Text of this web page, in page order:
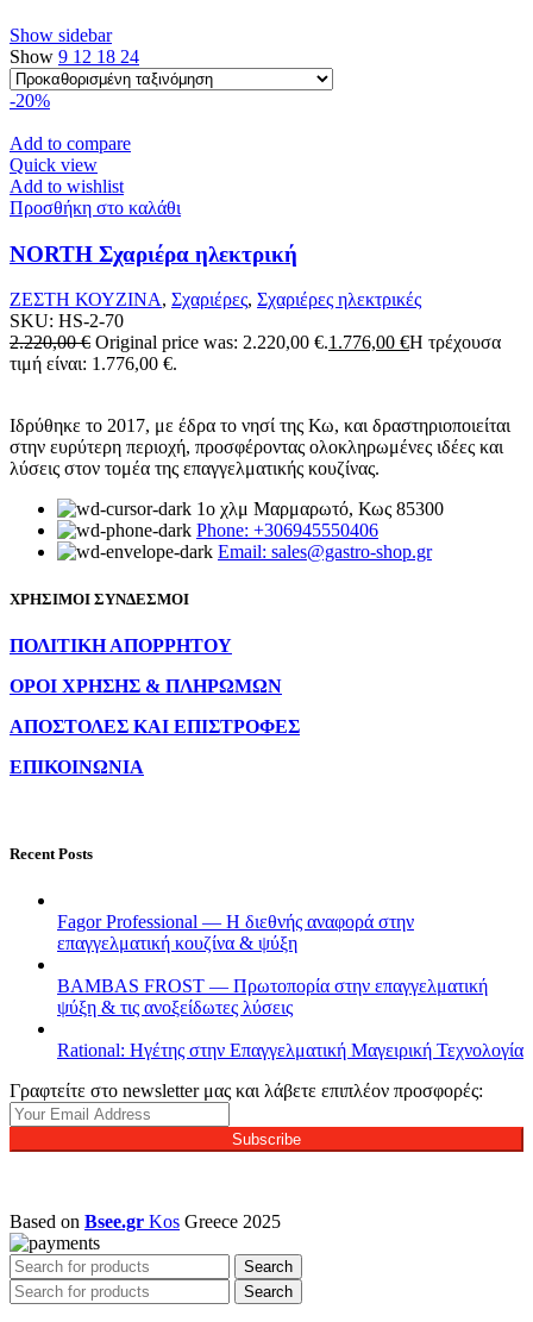
Show sidebar
Show 9 12 18 24
-20%
Add to compare
Quick view
Add to wishlist
Προσθήκη στο καλάθι
NORTH Σχαριέρα ηλεκτρική
ΖΕΣΤΗ ΚΟΥΖΙΝΑ, Σχαριέρες, Σχαριέρες ηλεκτρικές
SKU: HS-2-70
2.220,00€ Original price was: 2.220,00 €.1.776,00 €Η τρέχουσα
τιμή είναι: 1.776,00 €.
Ιδρύθηκε το 2017, με έδρα το νησί της Κω, και δραστηριοποιείται
στην ευρύτερη περιοχή, προσφέροντας ολοκληρωμένες ιδέες και
λύσεις στον τομέα της επαγγελματικής κουζίνας.
1ο χλμ Μαρμαρωτό, Κως 85300
Phone: +306945550406
Email: sales@gastro-shop.gr
ΧΡΗΣΙΜΟΙ ΣΥΝΔΕΣΜΟΙ
ΠΟΛΙΤΙΚΗ ΑΠΟΡΡΗΤΟΥ
ΟΡΟΙ ΧΡΗΣΗΣ & ΠΛΗΡΩΜΩΝ
ΑΠΟΣΤΟΛΕΣ ΚΑΙ ΕΠΙΣΤΡΟΦΕΣ
ΕΠΙΚΟΙΝΩΝΙΑ
Recent Posts
Fagor Professional — Η διεθνής αναφορά στην
επαγγελματική κουζίνα & ψύξη
BAMBAS FROST — Πρωτοπορία στην επαγγελματική
ψύξη & τις ανοξείδωτες λύσεις
Rational: Ηγέτης στην Επαγγελματική Μαγειρική Τεχνολογία
Γραφτείτε στο newsletter μας και λάβετε επιπλέον προσφορές:
Subscribe
Based on Bsee.gr Kos Greece 2025
Search
Search